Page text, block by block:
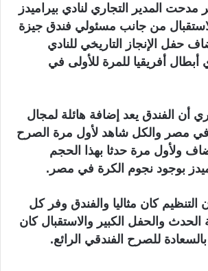
المدير التجاري لنادي بيراميدز
من جانب مسئولي فندق جيزة
حفل الإنجاز التاريخي للنادي
أفريقيا للمرة للأولى في
أن الفندق يعد إضافة هائلة لمجال
في مصر والكل شاهد لأول مرة الصرح
ولأول مرة حدثا بهذا الحجم
بوجود نجوم الكرة في مصر.
كان مثاليا والفندق وفر كل
الحدث والحفل الكبير والاستقبال كان
للصرح الفندقي الرائع.